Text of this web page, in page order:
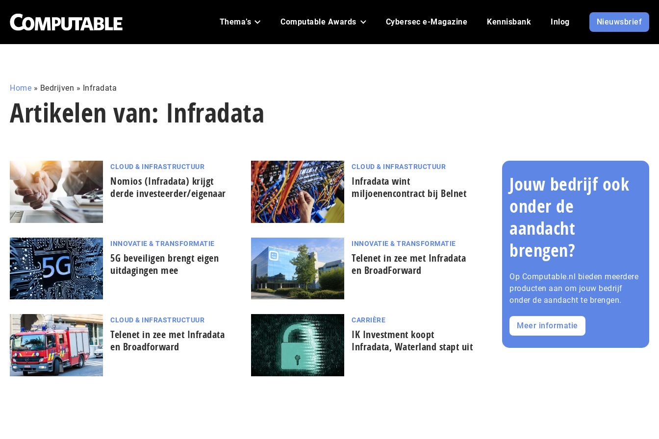
Thema’s Computable Awards Cybersec e-Magazine Kennisbank Inlog Nieuwsbrief
Home » Bedrijven » Infradata
Artikelen van: Infradata
CLOUD & INFRASTRUCTUUR
Nomios (Infradata) krijgt
derde investeerder/eigenaar
CLOUD & INFRASTRUCTUUR
Infradata wint
miljoenencontract bij Belnet
INNOVATIE & TRANSFORMATIE
5G beveiligen brengt eigen
uitdagingen mee
INNOVATIE & TRANSFORMATIE
Telenet in zee met Infradata
en BroadForward
CLOUD & INFRASTRUCTUUR
Telenet in zee met Infradata
en Broadforward
CARRIÈRE
IK Investment koopt
Infradata, Waterland stapt uit
Jouw bedrijf ook
onder de
aandacht
brengen?
Op Computable.nl bieden meerdere
producten aan om jouw bedrijf
onder de aandacht te brengen.
Meer informatie